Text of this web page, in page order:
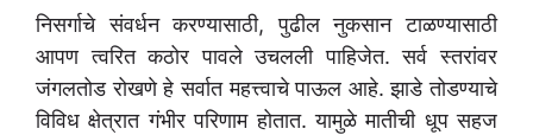
निसर्गाचे संवर्धन करण्यासाठी, पुढील नुकसान टाळण्यासाठी
आपण त्वरित कठोर पावले उचलली पाहिजेत. सर्व स्तरांवर
जंगलतोड रोखणे हे सर्वात महत्त्वाचे पाऊल आहे. झाडे तोडण्याचे
विविध क्षेत्रात गंभीर परिणाम होतात. यामुळे मातीची धूप सहज